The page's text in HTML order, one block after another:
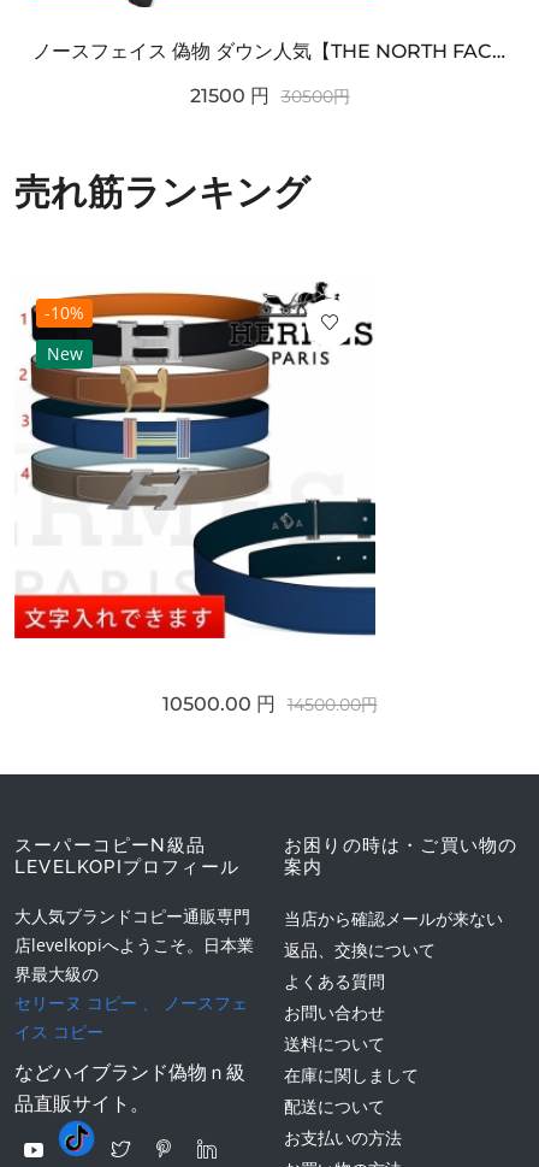
ノースフェイス 偽物 ダウン人気【THE NORTH FACE】M'S 7 SUMMIT HIM...
21500 円 30500円
売れ筋ランキング
-10%
New
10500.00 円 14500.00円
スーパーコピーN級品
LEVELKOPIプロフィール
大人気ブランドコピー通販専門
店levelkopiへようこそ。日本業
界最大級の
セリーヌ コピー 、
ノースフェ
イス コピー
などハイブランド偽物ｎ級
品直販サイト。
お困りの時は・ご買い物の
案内
当店から確認メールが来ない
返品、交換について
よくある質問
お問い合わせ
送料について
在庫に関しまして
配送について
お支払いの方法